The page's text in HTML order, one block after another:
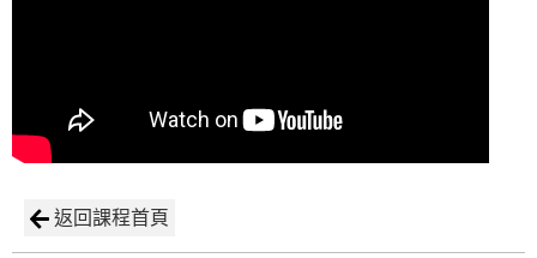
返回課程首頁